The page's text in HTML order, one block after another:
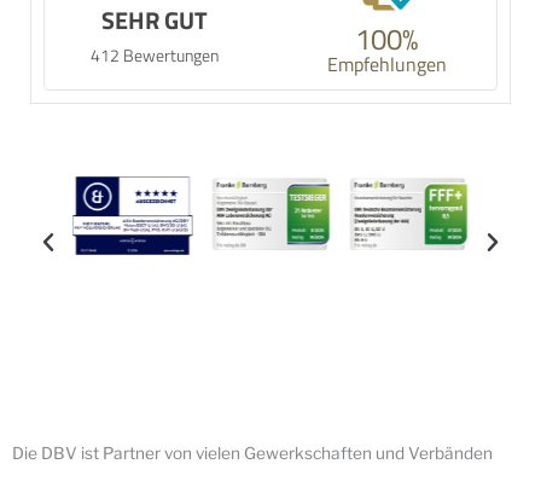
SEHR GUT
412 Bewertungen 100%
Empfehlungen
Die DBV ist Partner von vielen Gewerkschaften und Verbänden